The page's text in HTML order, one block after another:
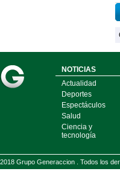
NOTICIAS
Actualidad
Deportes
Espectáculos
Salud
Ciencia y
tecnología
2018 Grupo Generaccion . Todos los